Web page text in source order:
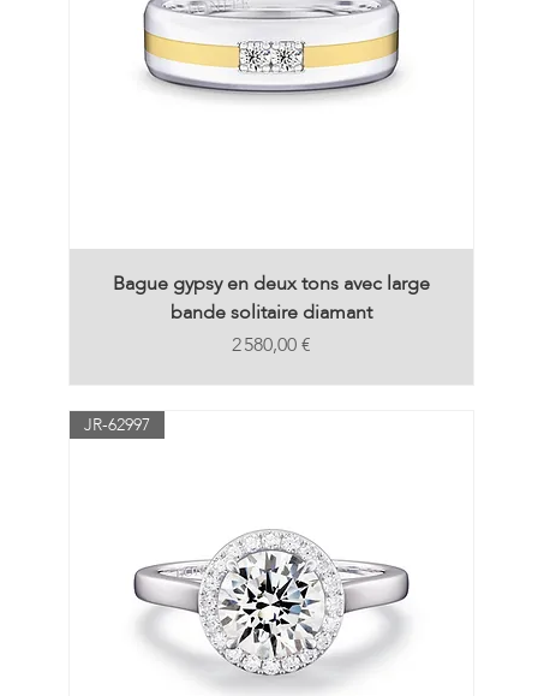
Bague gypsy en deux tons avec large
bande solitaire diamant
Prix
2 580,00 €
JR-62997